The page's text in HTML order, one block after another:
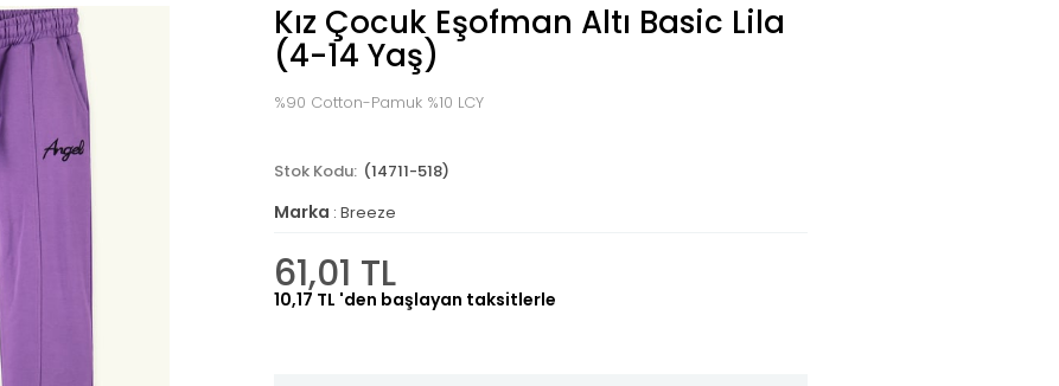
Kız Çocuk Eşofman Altı Basic Lila
(4-14 Yaş)
%90 Cotton-Pamuk %10 LCY
(14711-518)
Marka : Breeze
61,01 TL
10,17 TL 'den başlayan taksitlerle